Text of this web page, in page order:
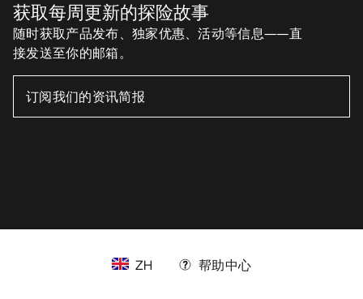
获取每周更新的探险故事
随时获取产品发布、独家优惠、活动等信息——直
接发送至你的邮箱。
ZH 帮助中心